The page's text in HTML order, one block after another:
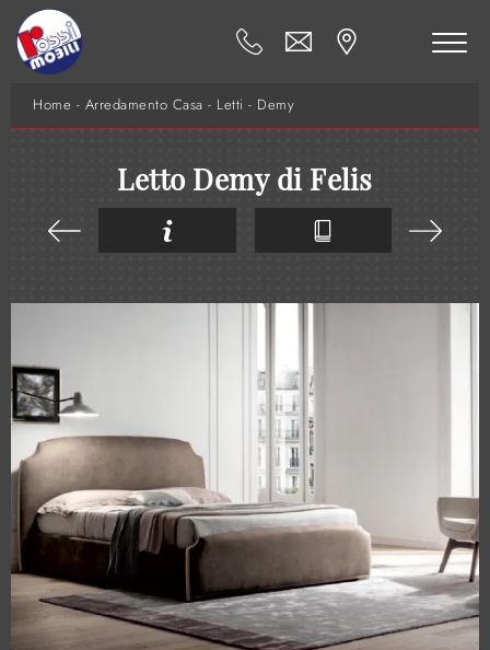
Home - Arredamento Casa - Letti - Demy
Letto Demy di Felis